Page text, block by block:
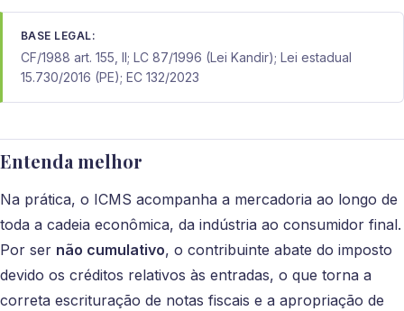
BASE LEGAL:
CF/1988 art. 155, II; LC 87/1996 (Lei Kandir); Lei estadual
15.730/2016 (PE); EC 132/2023
Entenda melhor
Na prática, o ICMS acompanha a mercadoria ao longo de
toda a cadeia econômica, da indústria ao consumidor final.
Por ser não cumulativo, o contribuinte abate do imposto
devido os créditos relativos às entradas, o que torna a
correta escrituração de notas fiscais e a apropriação de